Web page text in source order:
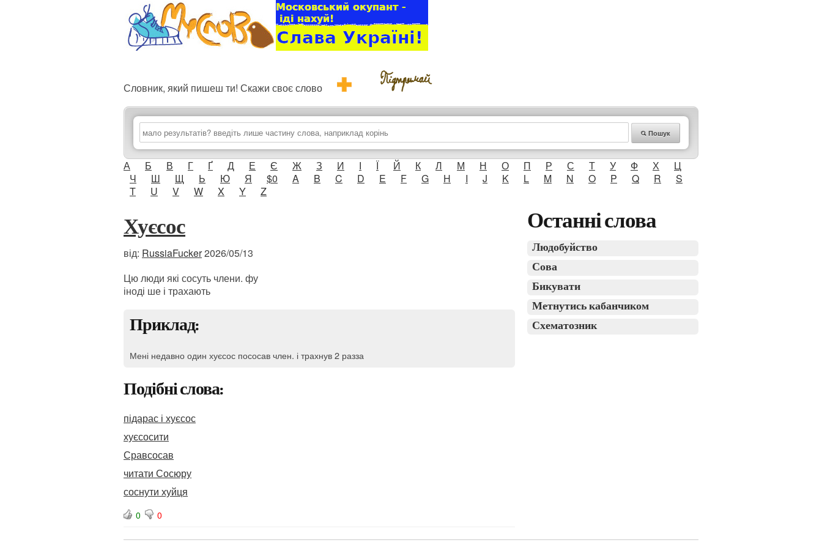
Словник, який пишеш ти! Скажи своє слово
Пошук
А Б В Г Ґ Д Е Є Ж З И І Ї Й К Л М Н О П Р С Т У Ф Х
Ц
Ч
Ш Щ Ь Ю Я $0 A B C D E F G H I J K L M N O P Q R
S
T
U V W X Y Z
Хуєсос
від: RussiaFucker2026/05/13
Цю люди які сосуть члени. фу
іноді ше і трахають
Приклад:
Мені недавно один хуєсос пососав член. і трахнув 2 разза
Подібні слова:
підарас і хуєсос
хуєсосити
Сравсосав
читати Сосюру
соснути хуйця
0 0
Останні слова
Людобуйство
Сова
Бикувати
Метнутись кабанчиком
Схематозник